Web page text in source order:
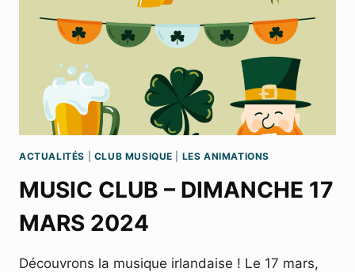
ACTUALITÉS CLUB MUSIQUE LES ANIMATIONS
MUSIC CLUB – DIMANCHE 17
MARS 2024
Découvrons la musique irlandaise ! Le 17 mars,